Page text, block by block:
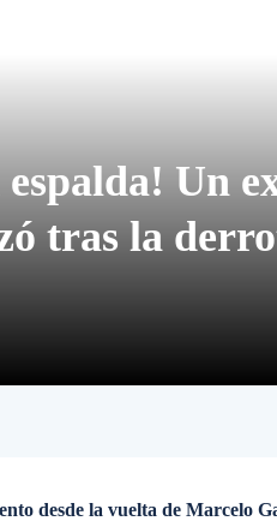
Un
tras la
desde la vuelta de Marcelo